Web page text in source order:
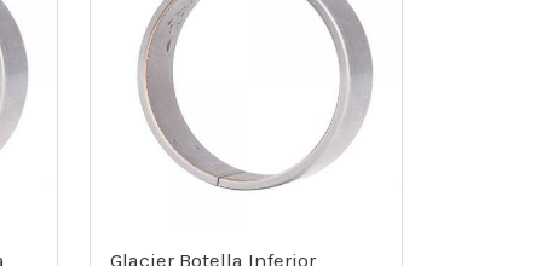
Glacier Botella Inferior